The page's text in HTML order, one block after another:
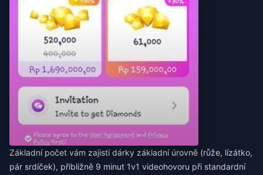
Základní počet vám zajistí dárky základní úrovně (růže, lízátko,
pár srdíček), přibližně 9 minut 1v1 videohovoru při standardní